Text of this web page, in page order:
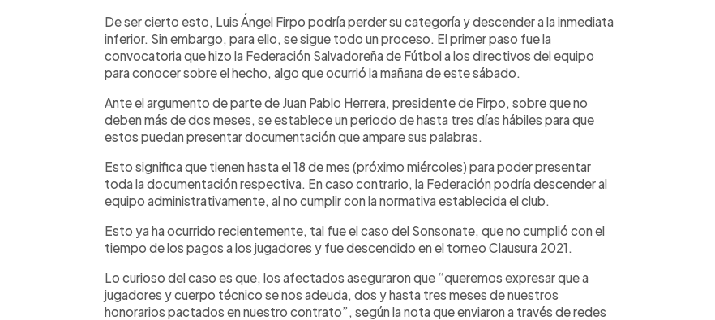
De ser cierto esto, Luis Ángel Firpo podría perder su categoría y descender a la inmediata
inferior. Sin embargo, para ello, se sigue todo un proceso. El primer paso fue la
convocatoria que hizo la Federación Salvadoreña de Fútbol a los directivos del equipo
para conocer sobre el hecho, algo que ocurrió la mañana de este sábado.
Ante el argumento de parte de Juan Pablo Herrera, presidente de Firpo, sobre que no
deben más de dos meses, se establece un periodo de hasta tres días hábiles para que
estos puedan presentar documentación que ampare sus palabras.
Esto significa que tienen hasta el 18 de mes (próximo miércoles) para poder presentar
toda la documentación respectiva. En caso contrario, la Federación podría descender al
equipo administrativamente, al no cumplir con la normativa establecida el club.
Esto ya ha ocurrido recientemente, tal fue el caso del Sonsonate, que no cumplió con el
tiempo de los pagos a los jugadores y fue descendido en el torneo Clausura 2021.
Lo curioso del caso es que, los afectados aseguraron que “queremos expresar que a
jugadores y cuerpo técnico se nos adeuda, dos y hasta tres meses de nuestros
honorarios pactados en nuestro contrato”, según la nota que enviaron a través de redes